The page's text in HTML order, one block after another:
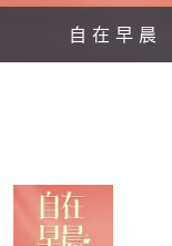
自在早晨